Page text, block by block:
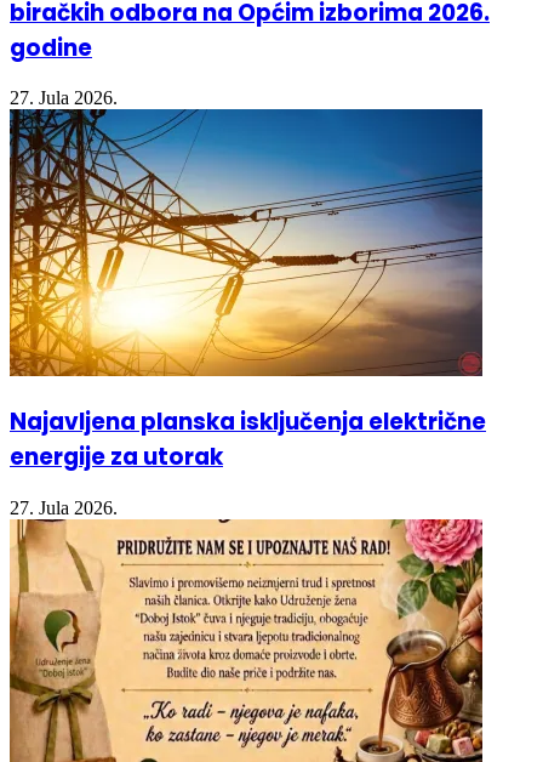
Javni konkurs za predsjednike i zamjenike
biračkih odbora na Općim izborima 2026.
godine
27. Jula 2026.
Najavljena planska isključenja električne
energije za utorak
27. Jula 2026.